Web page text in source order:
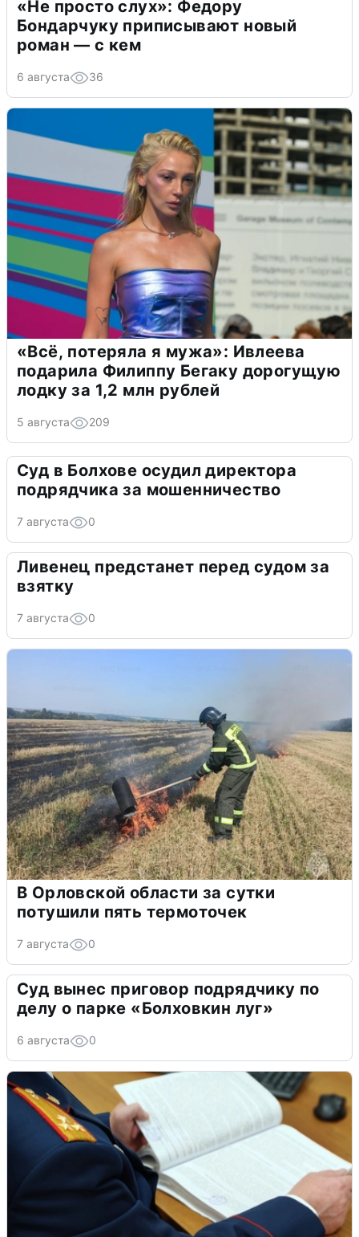
«Не просто слух»: Федору
Бондарчуку приписывают новый
роман — с кем
6 августа 36
«Всё, потеряла я мужа»: Ивлеева
подарила Филиппу Бегаку дорогущую
лодку за 1,2 млн рублей
5 августа 209
Суд в Болхове осудил директора
подрядчика за мошенничество
7 августа 0
Ливенец предстанет перед судом за
взятку
7 августа 0
В Орловской области за сутки
потушили пять термоточек
7 августа 0
Суд вынес приговор подрядчику по
делу о парке «Болховкин луг»
6 августа 0